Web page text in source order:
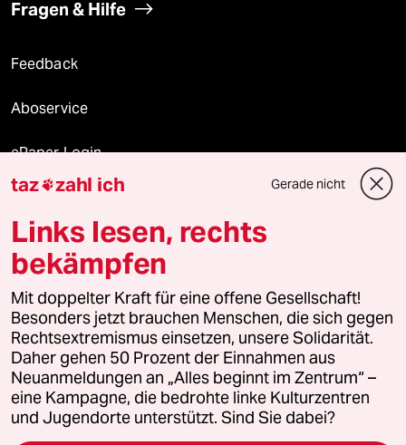
Fragen & Hilfe
Feedback
Aboservice
ePaper Login
Downloads für Abonnierende
© 2026 taz Verlags und Vertriebs GmbH
Alle Rechte vorbehalten. Bei rechtlichen Fragen oder für Genehmigungen
wenden Sie sich bitte an lizenzen@taz.de
Feedback Redaktionsstatut Kommune-Richtlinien
Leitlinie Informant Datenschutz Impressum AGB
taz zahl ich Gerade nicht
Links lesen, rechts
bekämpfen
Mit doppelter Kraft für eine offene Gesellschaft!
Besonders jetzt brauchen Menschen, die sich gegen
Rechtsextremismus einsetzen, unsere Solidarität.
Daher gehen 50 Prozent der Einnahmen aus
Neuanmeldungen an „Alles beginnt im Zentrum“ –
eine Kampagne, die bedrohte linke Kulturzentren
und Jugendorte unterstützt. Sind Sie dabei?